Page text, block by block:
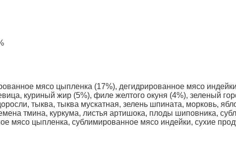
мясо цыпленка (17%), дегидрированное мясо
куриный жир (5%), филе желтого окуня (4%), зеленый
тыква, тыква мускатная, зелень шпината, морковь,
тмина, куркума, листья артишока, плоды шиповника,
мясо цыпленка, сублимированное мясо индейки, сухие